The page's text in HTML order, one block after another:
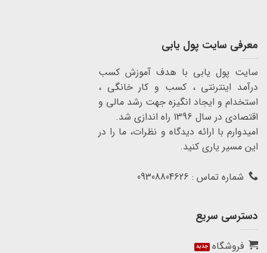
معرفی سایت پول یابی
سایت پول یابی با هدف آموزش کسب
درآمد اینترنتی ، کسب و کار خانگی ،
استخدام و ایجاد انگیزه جهت رشد مالی و
اقتصادی در سال 1396 راه اندازی شد.
امیدوارم با ارائه دیدگاه و نظرات، ما را در
این مسیر یاری کنید.
شماره تماس : 09308804626
دسترسی سریع
فروشگاه